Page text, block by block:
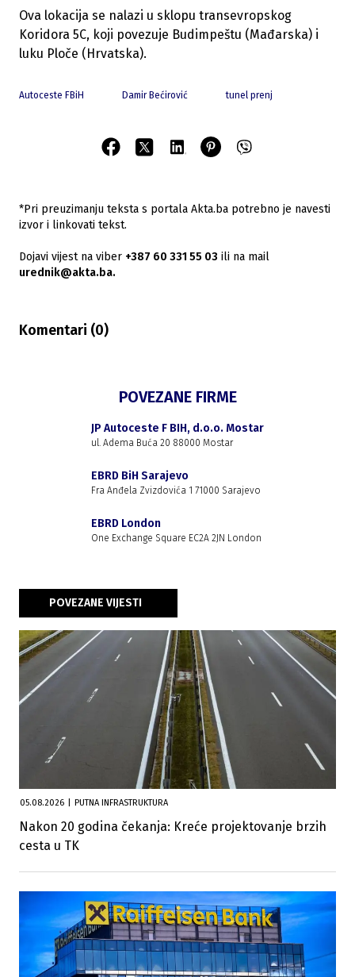
Ova lokacija se nalazi u sklopu transevropskog
Koridora 5C, koji povezuje Budimpeštu (Mađarska) i
luku Ploče (Hrvatska).
Autoceste FBiH Damir Bećirović tunel prenj
*Pri preuzimanju teksta s portala Akta.ba potrebno je navesti
izvor i linkovati tekst.
Dojavi vijest na viber +387 60 331 55 03 ili na mail
urednik@akta.ba.
Komentari (0)
POVEZANE FIRME
JP Autoceste F BIH, d.o.o. Mostar
ul. Adema Buća 20 88000 Mostar
EBRD BiH Sarajevo
Fra Anđela Zvizdovića 1 71000 Sarajevo
EBRD London
One Exchange Square EC2A 2JN London
POVEZANE VIJESTI
05.08.2026 PUTNA INFRASTRUKTURA
Nakon 20 godina čekanja: Kreće projektovanje brzih
cesta u TK